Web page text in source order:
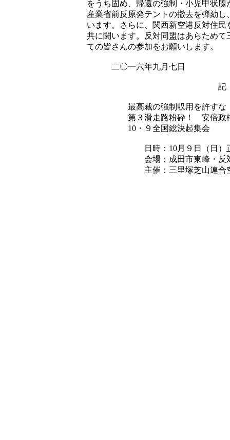
をうち固め、帰還の強制・小児甲状
産業省前反原発テントの撤去を弾劾
います。さらに、関西新空港反対住
共に闘います。反対同盟はあらため
ての皆さんの参加をお願いします。
二〇一六年九月七日
記
最高裁の強制収用を許すな
第３滑走路粉砕！ 安倍政権
10・９全国総決起集会
日時：10月９日（日）
会場：成田市東峰・反対
主催：三里塚芝山連合空